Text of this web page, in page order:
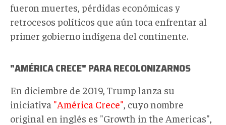
fueron muertes, pérdidas económicas y
retrocesos políticos que aún toca enfrentar al
primer gobierno indígena del continente.
"AMÉRICA CRECE" PARA RECOLONIZARNOS
En diciembre de 2019, Trump lanza su
iniciativa "América Crece" , cuyo nombre
original en inglés es "Growth in the Americas",